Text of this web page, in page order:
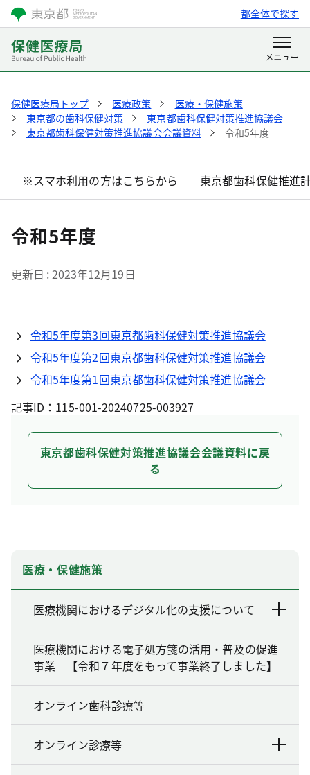
都全体で探す
保健医療局トップ 医療政策
医療・保健施策
東京都の歯科保健対策
東京都歯科保健対策推進協議会
東京都歯科保健対策推進協議会会議資料
令和5年度
※スマホ利用の方はこちらから 東京都歯科保健推進
令和5年度
更新日 2023年12月19日
令和5年度第3回東京都歯科保健対策推進協議会
令和5年度第2回東京都歯科保健対策推進協議会
令和5年度第1回東京都歯科保健対策推進協議会
記事ID：115-001-20240725-003927
東京都歯科保健対策推進協議会会議資料に戻
る
医療・保健施策
医療機関におけるデジタル化の支援について
医療機関における電子処方箋の活用・普及の促進
事業 【令和７年度をもって事業終了しました】
オンライン歯科診療等
オンライン診療等